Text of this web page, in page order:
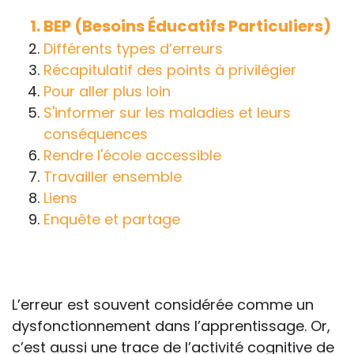
L’erreur est souvent considérée comme un
dysfonctionnement dans l’apprentissage. Or,
c’est aussi une trace de l’activité cognitive de
handicap sur les apprentissages, cela ne
passe pas forcément pas l’exposé du
diagnostic en tant que tel.
Cette information doit être adaptée par
chacun, dans le respect de l’individu en
particulier, enfant et adulte, et prendre en
compte la variabilité d’une même
maladie ou handicap selon chaque
enfant.
et pénales. Les personnes qui
s'inspireront des éléments publiés sur le
site « Tous à l'école » dans leur action
BEP (Besoins Éducatifs Particuliers)
Différents types d’erreurs
Récapitulatif des points à privilégier
Pour aller plus loin
S'informer sur les maladies et leurs
conséquences
Rendre l'école accessible
Travailler ensemble
Liens
Enquête et partage